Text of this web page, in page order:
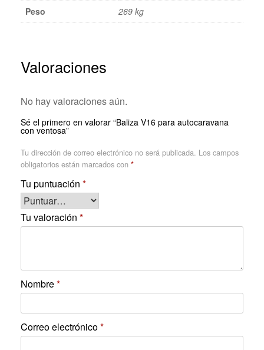
Peso 269 kg
Valoraciones
No hay valoraciones aún.
Sé el primero en valorar “Baliza V16 para autocaravana
con ventosa”
Tu dirección de correo electrónico no será publicada. Los campos
obligatorios están marcados con *
Tu puntuación *
Tu valoración *
Nombre*
Correo electrónico*